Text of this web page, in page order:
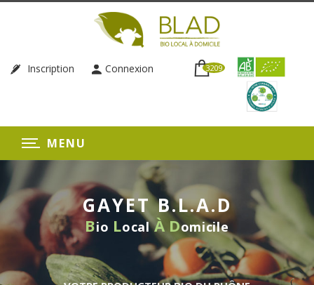
Inscription Connexion 3209
MENU
GAYET B.L.A.D
Bio LocalÀ Domicile
VOTRE PRODUCTEUR BIO DU RHÔNE
VOUS LIVRE EN QUELQUES CLICS